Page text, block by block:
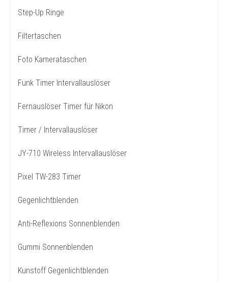
Step-Up Ringe
Filtertaschen
Foto Kamerataschen
Funk Timer Intervallauslöser
Fernauslöser Timer für Nikon
Timer / Intervallauslöser
JY-710 Wireless Intervallauslöser
Pixel TW-283 Timer
Gegenlichtblenden
Anti-Reflexions Sonnenblenden
Gummi Sonnenblenden
Kunstoff Gegenlichtblenden